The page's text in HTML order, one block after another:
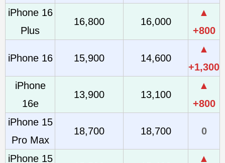
iPhone 16
Plus
16,800 16,000
▲
+800
iPhone 16 15,900 14,600
▲
+1,300
iPhone
16e
13,900 13,100
▲
+800
iPhone 15
Pro Max
18,700 18,700 0
iPhone 15
▲